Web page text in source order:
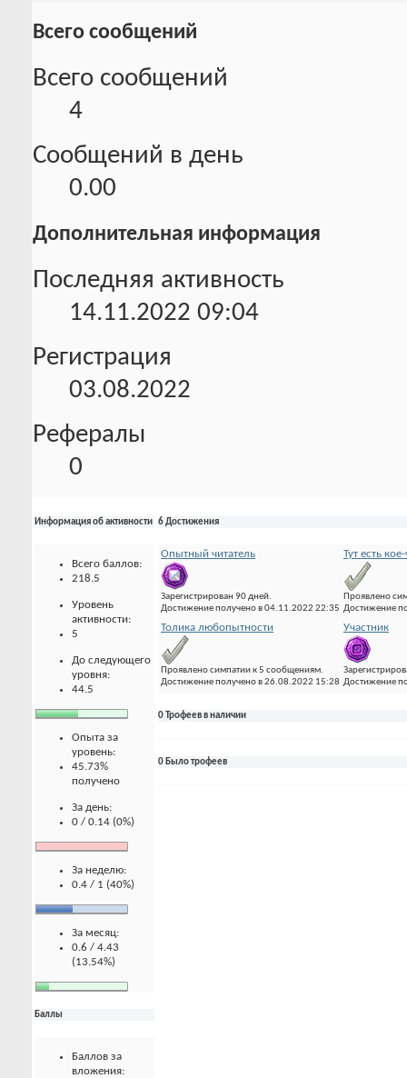
Всего сообщений
Всего сообщений
4
Сообщений в день
0.00
Дополнительная информация
Последняя активность
14.11.2022 09:04
Регистрация
03.08.2022
Рефералы
0
Информация об активности
Всего баллов:
218.5
Уровень
активности:
5
До следующего
уровня:
44.5
Опыта за
уровень:
45.73%
получено
За день:
0 / 0.14 (0%)
За неделю:
0.4 / 1 (40%)
За месяц:
0.6 / 4.43
(13.54%)
Баллы
Баллов за
вложения:
6 Достижения
Опытный читатель
Зарегистрирован 90 дней.
Достижение получено в 04.11.2022 22:35
Тут есть
Проявлено
Достижение
Толика любопытности
Проявлено симпатии к 5 сообщениям.
Достижение получено в 26.08.2022 15:28
Участник
Достижение
0 Трофеев в наличии
0 Было трофеев